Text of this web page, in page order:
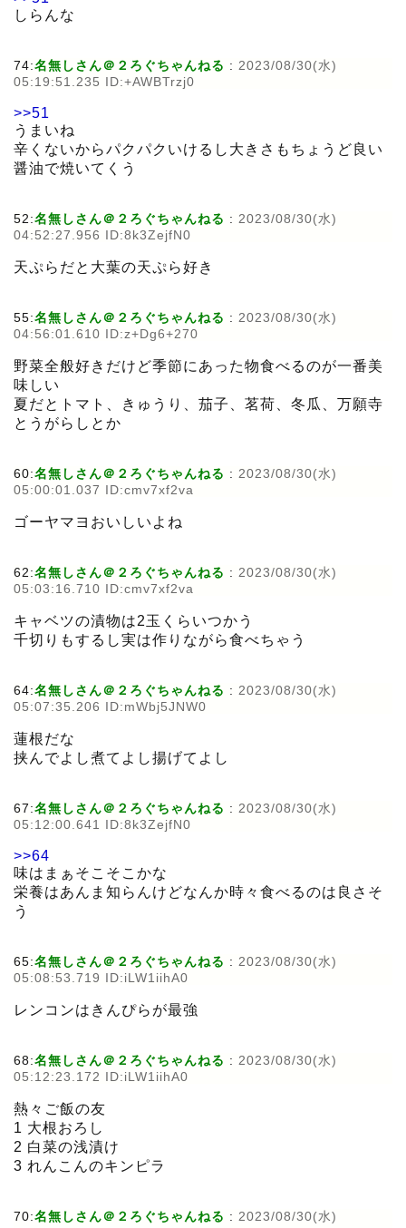
しらんな
74:名無しさん＠２ろぐちゃんねる : 2023/08/30(水)
05:19:51.235 ID:+AWBTrzj0
>>51
うまいね
辛くないからパクパクいけるし大きさもちょうど良い
醤油で焼いてくう
52:名無しさん＠２ろぐちゃんねる : 2023/08/30(水)
04:52:27.956 ID:8k3ZejfN0
天ぷらだと大葉の天ぷら好き
55:名無しさん＠２ろぐちゃんねる : 2023/08/30(水)
04:56:01.610 ID:z+Dg6+270
野菜全般好きだけど季節にあった物食べるのが一番美
味しい
夏だとトマト、きゅうり、茄子、茗荷、冬瓜、万願寺
とうがらしとか
60:名無しさん＠２ろぐちゃんねる : 2023/08/30(水)
05:00:01.037 ID:cmv7xf2va
ゴーヤマヨおいしいよね
62:名無しさん＠２ろぐちゃんねる : 2023/08/30(水)
05:03:16.710 ID:cmv7xf2va
キャベツの漬物は2玉くらいつかう
千切りもするし実は作りながら食べちゃう
64:名無しさん＠２ろぐちゃんねる : 2023/08/30(水)
05:07:35.206 ID:mWbj5JNW0
蓮根だな
挟んでよし煮てよし揚げてよし
67:名無しさん＠２ろぐちゃんねる : 2023/08/30(水)
05:12:00.641 ID:8k3ZejfN0
>>64
味はまぁそこそこかな
栄養はあんま知らんけどなんか時々食べるのは良さそ
う
65:名無しさん＠２ろぐちゃんねる : 2023/08/30(水)
05:08:53.719 ID:iLW1iihA0
レンコンはきんぴらが最強
68:名無しさん＠２ろぐちゃんねる : 2023/08/30(水)
05:12:23.172 ID:iLW1iihA0
熱々ご飯の友
1 大根おろし
2 白菜の浅漬け
3 れんこんのキンピラ
70:名無しさん＠２ろぐちゃんねる : 2023/08/30(水)